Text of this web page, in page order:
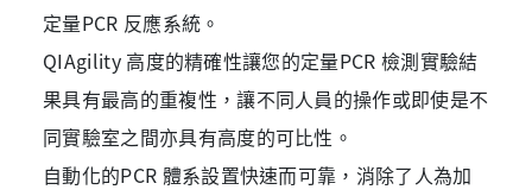
定量PCR 反應系統。
QIAgility 高度的精確性讓您的定量PCR 檢測實驗結
果具有最高的重複性，讓不同人員的操作或即使是不
同實驗室之間亦具有高度的可比性。
自動化的PCR 體系設置快速而可靠，消除了人為加